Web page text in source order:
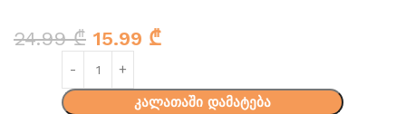
24.99₾ 15.99 ₾
კალათაში დამატება